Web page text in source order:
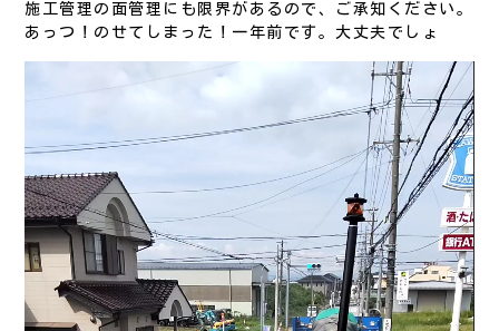
施工管理の面管理にも限界があるので、ご承知ください。
あっつ！のせてしまった！一年前です。大丈夫でしょ
レ
ヤ
ー